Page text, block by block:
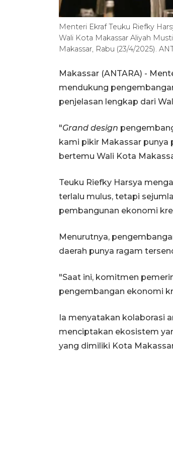
Menteri Ekraf Teuku Riefky
Wali Kota Makassar Aliyah
Makassar, Rabu (23/4/2025).
Makassar (ANTARA) -
mendukung
penjelasan lengkap dari
"Grand design
kami pikir Makassar punya
bertemu Wali Kota
Teuku Riefky Harsya
terlalu mulus, tetapi
pembangunan ekonomi
Menurutnya,
daerah punya ragam
"Saat ini, komitmen
pengembangan ekonomi
Ia menyatakan kolaborasi
menciptakan ekosistem
yang dimiliki Kota